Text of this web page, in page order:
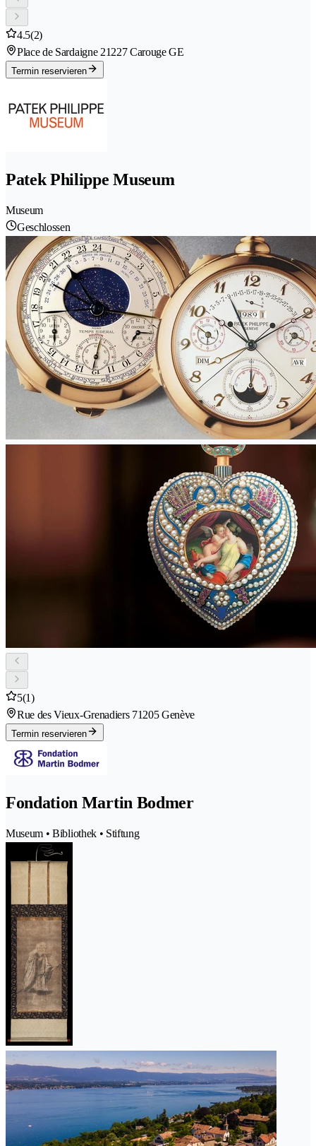
4.5(2)
Place de Sardaigne 21227 Carouge GE
Termin reservieren
Patek Philippe Museum
Museum
Geschlossen
5(1)
Rue des Vieux-Grenadiers 71205 Genève
Termin reservieren
Fondation Martin Bodmer
Museum • Bibliothek • Stiftung